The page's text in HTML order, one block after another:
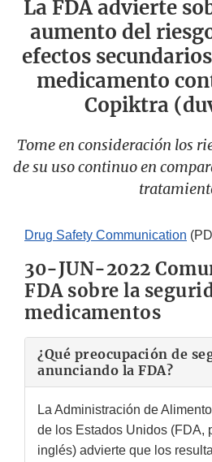
La FDA advierte
aumento del
efectos
medicamento
Copiktra
Tome en consideración los
de su uso continuo en
Drug Safety Communication
30-JUN-2022
FDA sobre la
medicamentos
¿Qué preocupación de
anunciando la FDA?
La Administración de
de los Estados Unidos (FDA,
inglés) advierte que los